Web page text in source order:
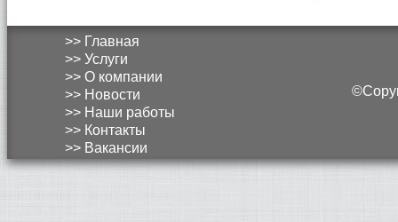
>> Главная
>> Услуги
>> О компании
>> Новости
>> Наши работы
>> Контакты
>> Вакансии